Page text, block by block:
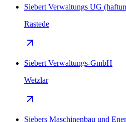
Siebert Verwaltungs UG
Rastede
Siebert Verwaltungs-GmbH
Wetzlar
Siebers Maschinenbau und